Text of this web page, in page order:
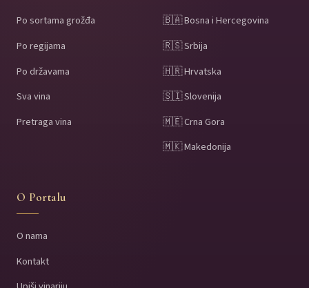
Po sortama grožđa
Po regijama
Po državama
Sva vina
Pretraga vina
🇧🇦 Bosna i Hercegovina
🇷🇸 Srbija
🇭🇷 Hrvatska
🇸🇮 Slovenija
🇲🇪 Crna Gora
🇲🇰 Makedonija
O Portalu
O nama
Kontakt